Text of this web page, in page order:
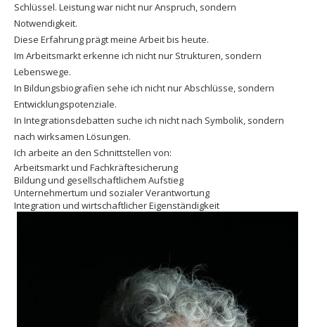
Schlüssel. Leistung war nicht nur Anspruch, sondern
Notwendigkeit.
Diese Erfahrung prägt meine Arbeit bis heute.
Im Arbeitsmarkt erkenne ich nicht nur Strukturen, sondern
Lebenswege.
In Bildungsbiografien sehe ich nicht nur Abschlüsse, sondern
Entwicklungspotenziale.
In Integrationsdebatten suche ich nicht nach Symbolik, sondern
nach wirksamen Lösungen.
Ich arbeite an den Schnittstellen von:
Arbeitsmarkt und Fachkräftesicherung
Bildung und gesellschaftlichem Aufstieg
Unternehmertum und sozialer Verantwortung
Integration und wirtschaftlicher Eigenständigkeit